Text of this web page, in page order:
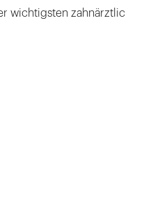
wichtigsten zahnärztlic